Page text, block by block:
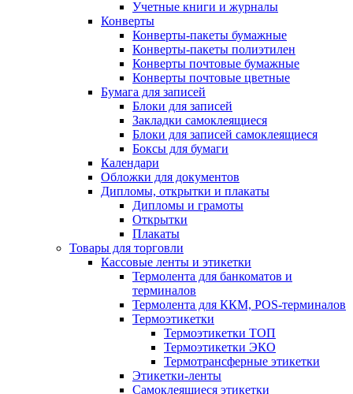
Учетные книги и журналы
Конверты
Конверты-пакеты бумажные
Конверты-пакеты полиэтилен
Конверты почтовые бумажные
Конверты почтовые цветные
Бумага для записей
Блоки для записей
Закладки самоклеящиеся
Блоки для записей самоклеящиеся
Боксы для бумаги
Календари
Обложки для документов
Дипломы, открытки и плакаты
Дипломы и грамоты
Открытки
Плакаты
Товары для торговли
Кассовые ленты и этикетки
Термолента для банкоматов и
терминалов
Термолента для ККМ, POS-терминалов
Термоэтикетки
Термоэтикетки ТОП
Термоэтикетки ЭКО
Термотрансферные этикетки
Этикетки-ленты
Самоклеящиеся этикетки